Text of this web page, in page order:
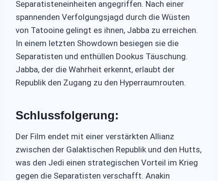
Separatisteneinheiten angegriffen. Nach einer
spannenden Verfolgungsjagd durch die Wüsten
von Tatooine gelingt es ihnen, Jabba zu erreichen.
In einem letzten Showdown besiegen sie die
Separatisten und enthüllen Dookus Täuschung.
Jabba, der die Wahrheit erkennt, erlaubt der
Republik den Zugang zu den Hyperraumrouten.
Schlussfolgerung:
Der Film endet mit einer verstärkten Allianz
zwischen der Galaktischen Republik und den Hutts,
was den Jedi einen strategischen Vorteil im Krieg
gegen die Separatisten verschafft. Anakin